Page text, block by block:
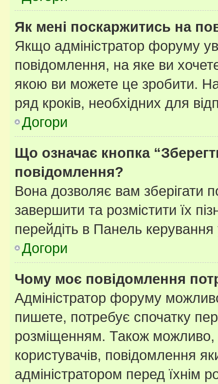
Як мені поскаржитись на
Якщо адміністратор форуму
повідомлення, на яке ви
якою ви можете це зробити.
ряд кроків, необхідних для
Догори
Що означає кнопка
повідомлення?
Вона дозволяє вам зберігати
завершити та розмістити їх
перейдіть в Панель керування
Догори
Чому моє повідомлення
Адміністратор форуму
пишете, потребує спочатку
розміщенням. Також можливо,
користувачів, повідомлення
адміністратором перед їхнім